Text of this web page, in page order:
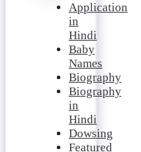
Application
in
Hindi
Baby
Names
Biography
Biography
in
Hindi
Dowsing
Featured